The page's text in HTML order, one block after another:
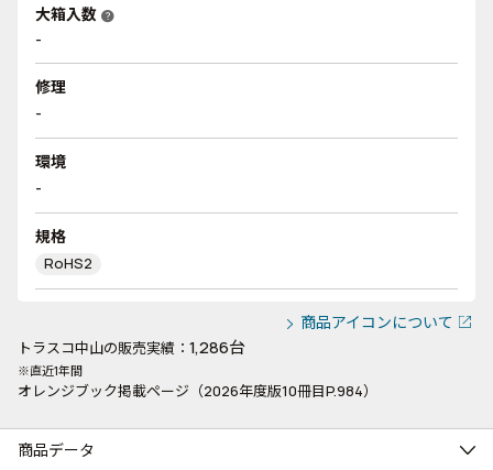
大箱入数 help
-
修理
-
環境
-
規格
RoHS2
商品アイコンについて
トラスコ中山の販売実績： 1,286台
※直近1年間
オレンジブック掲載ページ（2026年度版10冊目P.984）
商品データ